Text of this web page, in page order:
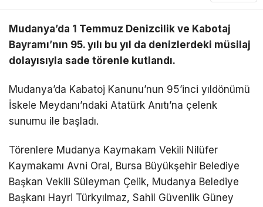
Youtube
Pinterest
Mudanya’da 1 Temmuz Denizcilik ve Kabotaj
Bayramı’nın 95. yılı bu yıl da denizlerdeki müsilaj
dolayısıyla sade törenle kutlandı.
Mudanya’da Kabatoj Kanunu’nun 95’inci yıldönümü
İskele Meydanı’ndaki Atatürk Anıtı’na çelenk
sunumu ile başladı.
Törenlere Mudanya Kaymakam Vekili Nilüfer
Kaymakamı Avni Oral, Bursa Büyükşehir Belediye
Başkan Vekili Süleyman Çelik, Mudanya Belediye
Başkanı Hayri Türkyılmaz, Sahil Güvenlik Güney